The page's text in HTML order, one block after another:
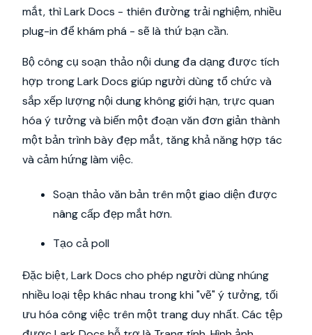
mắt, thì Lark Docs - thiên đường trải nghiệm, nhiều
plug-in để khám phá - sẽ là thứ bạn cần.
Bộ công cụ soạn thảo nội dung đa dạng được tích
hợp trong Lark Docs giúp người dùng tổ chức và
sắp xếp lượng nội dung không giới hạn, trực quan
hóa ý tưởng và biến một đoạn văn đơn giản thành
một bản trình bày đẹp mắt, tăng khả năng hợp tác
và cảm hứng làm việc.
Soạn thảo văn bản trên một giao diện được
nâng cấp đẹp mắt hơn.
Tạo cả poll
Đặc biệt, Lark Docs cho phép người dùng nhúng
nhiều loại tệp khác nhau trong khi "vẽ" ý tưởng, tối
ưu hóa công việc trên một trang duy nhất. Các tệp